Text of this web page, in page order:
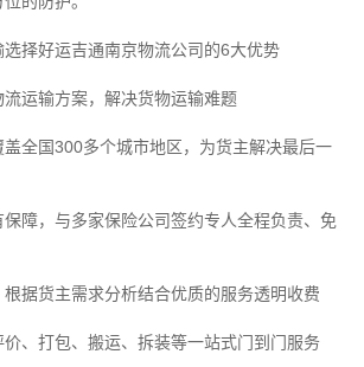
择好运吉通南京物流公司的6大优势
运输方案，解决货物运输难题
全国300多个城市地区，为货主解决最后一
障，与多家保险公司签约专人全程负责、免
据货主需求分析结合优质的服务透明收费
、打包、搬运、拆装等一站式门到门服务